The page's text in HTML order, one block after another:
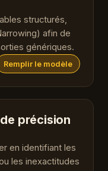
structurés,
afin de
génériques.
Remplir le modèle
précision
en identifiant les
les inexactitudes